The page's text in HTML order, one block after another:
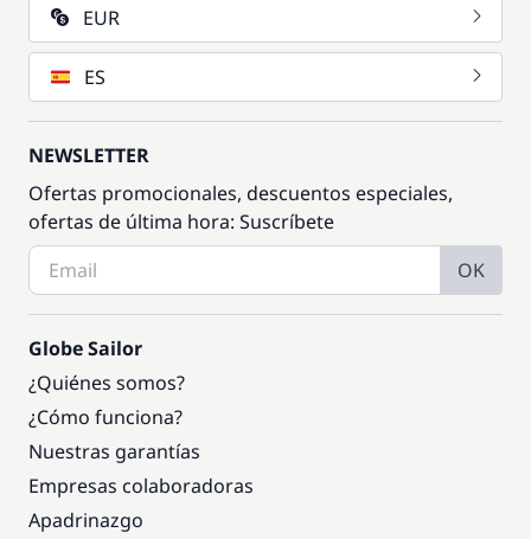
EUR
ES
NEWSLETTER
Ofertas promocionales, descuentos especiales,
ofertas de última hora: Suscríbete
OK
Globe Sailor
¿Quiénes somos?
¿Cómo funciona?
Nuestras garantías
Empresas colaboradoras
Apadrinazgo